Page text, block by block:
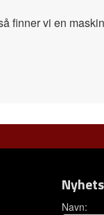
finner vi en
Navn: